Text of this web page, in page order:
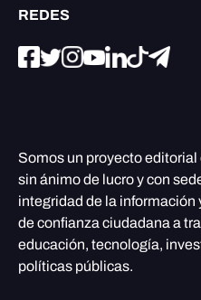
REDES
Somos un proyecto editorial
sin ánimo de lucro y con
integridad de la información
de confianza ciudadana a
educación, tecnología,
políticas públicas.